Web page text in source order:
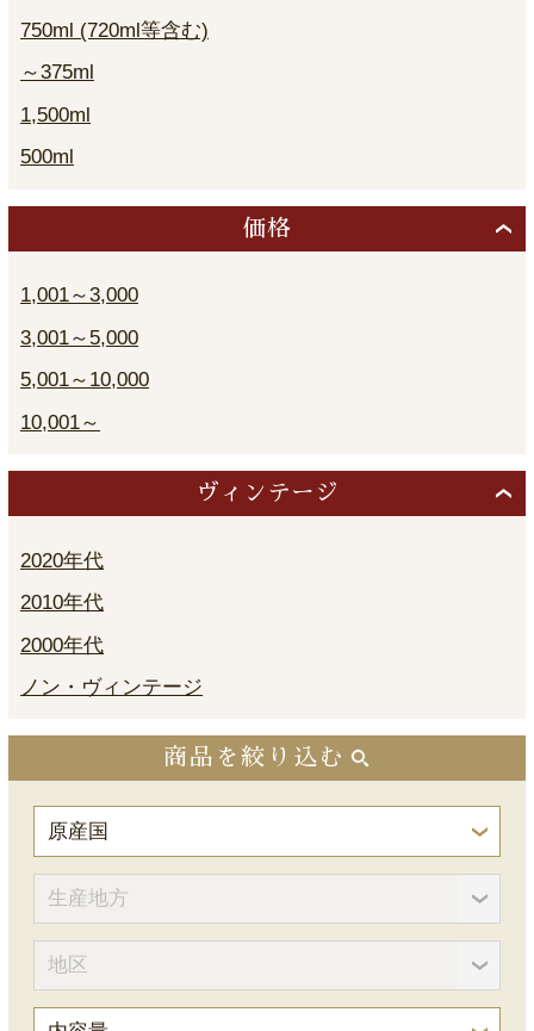
750ml (720ml等含む)
～375ml
1,500ml
500ml
価格
1,001～3,000
3,001～5,000
5,001～10,000
10,001～
ヴィンテージ
2020年代
2010年代
2000年代
ノン・ヴィンテージ
商品を絞り込む